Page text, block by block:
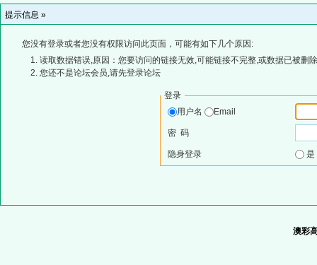
提示信息 »
您没有登录或者您没有权限访问此页面，可能有如下几个原因:
读取数据错误,原因：您要访问的链接无效,可能链接不完整,或数据已被删
您还不是论坛会员,请先登录论坛
登录
用户名
Email
密 码
隐身登录
澳彩